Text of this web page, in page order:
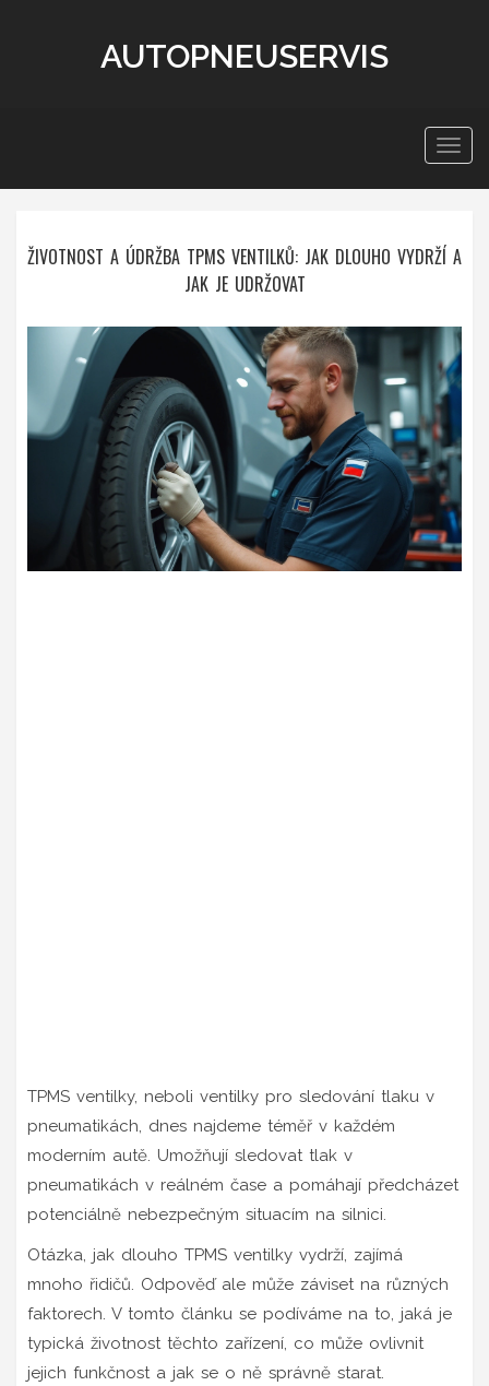
AUTOPNEUSERVIS
ŽIVOTNOST A ÚDRŽBA TPMS VENTILKŮ: JAK DLOUHO VYDRŽÍ A
JAK JE UDRŽOVAT
TPMS ventilky, neboli ventilky pro sledování tlaku v
pneumatikách, dnes najdeme téměř v každém
moderním autě. Umožňují sledovat tlak v
pneumatikách v reálném čase a pomáhají předcházet
potenciálně nebezpečným situacím na silnici.
Otázka, jak dlouho TPMS ventilky vydrží, zajímá
mnoho řidičů. Odpověď ale může záviset na různých
faktorech. V tomto článku se podíváme na to, jaká je
typická životnost těchto zařízení, co může ovlivnit
jejich funkčnost a jak se o ně správně starat.